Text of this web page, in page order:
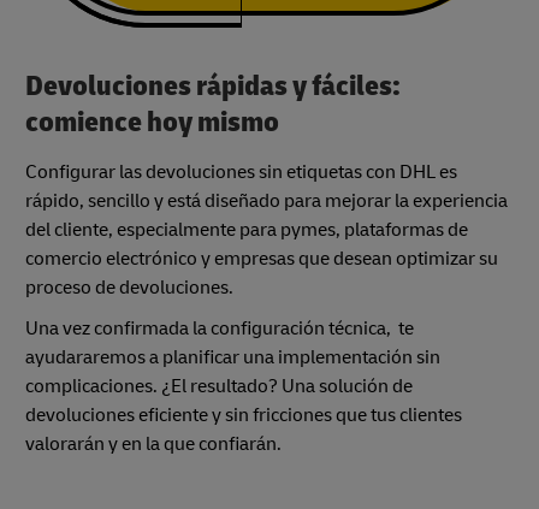
Devoluciones rápidas y fáciles:
comience hoy mismo
Configurar las devoluciones sin etiquetas con DHL es
rápido, sencillo y está diseñado para mejorar la experiencia
del cliente, especialmente para pymes, plataformas de
comercio electrónico y empresas que desean optimizar su
proceso de devoluciones.
Una vez confirmada la configuración técnica, te
ayudararemos a planificar una implementación sin
complicaciones. ¿El resultado? Una solución de
devoluciones eficiente y sin fricciones que tus clientes
valorarán y en la que confiarán.